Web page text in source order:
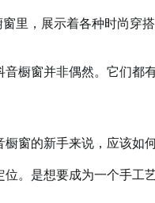
窗里，展示着各种时尚穿
橱窗并非偶然。它们都
窗的新手来说，应该如
。是想要成为一个手工